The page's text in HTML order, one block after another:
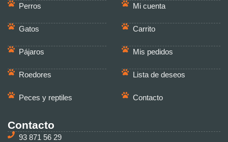
Perros
Gatos
Pájaros
Roedores
Peces y reptiles
Mi cuenta
Carrito
Mis pedidos
Lista de deseos
Contacto
Contacto
93 871 56 29